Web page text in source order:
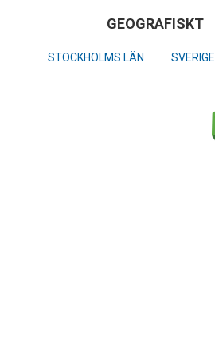
GEOGRAFISKT
STOCKHOLMS LÄN SVERIGE